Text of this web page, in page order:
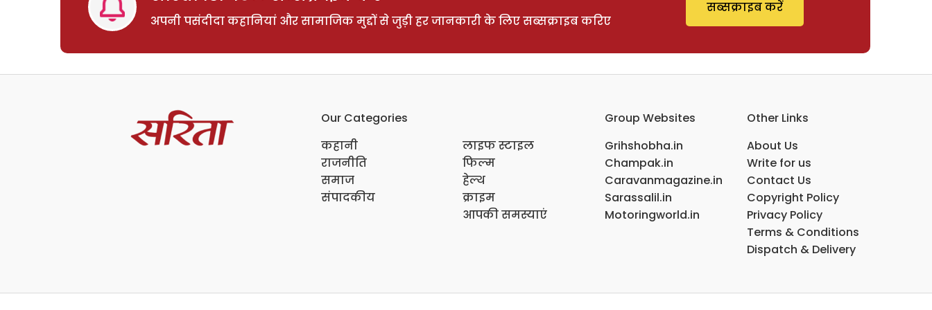
अपनी पसंदीदा कहानियां और सामाजिक मुद्दों से जुड़ी हर जानकारी के लिए सब्सक्राइब करिए
सब्सक्राइब करें
Our Categories
कहानी
राजनीति
समाज
संपादकीय
लाइफ स्टाइल
फिल्म
हेल्थ
क्राइम
आपकी समस्याएं
Group Websites
Grihshobha.in
Champak.in
Caravanmagazine.in
Sarassalil.in
Motoringworld.in
Other Links
About Us
Write for us
Contact Us
Copyright Policy
Privacy Policy
Terms & Conditions
Dispatch & Delivery